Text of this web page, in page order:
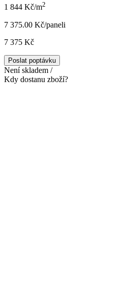
1 844 Kč/m2
7 375.00 Kč/paneli
7 375 Kč
Poslat poptávku
Není skladem /
Kdy dostanu zboží?